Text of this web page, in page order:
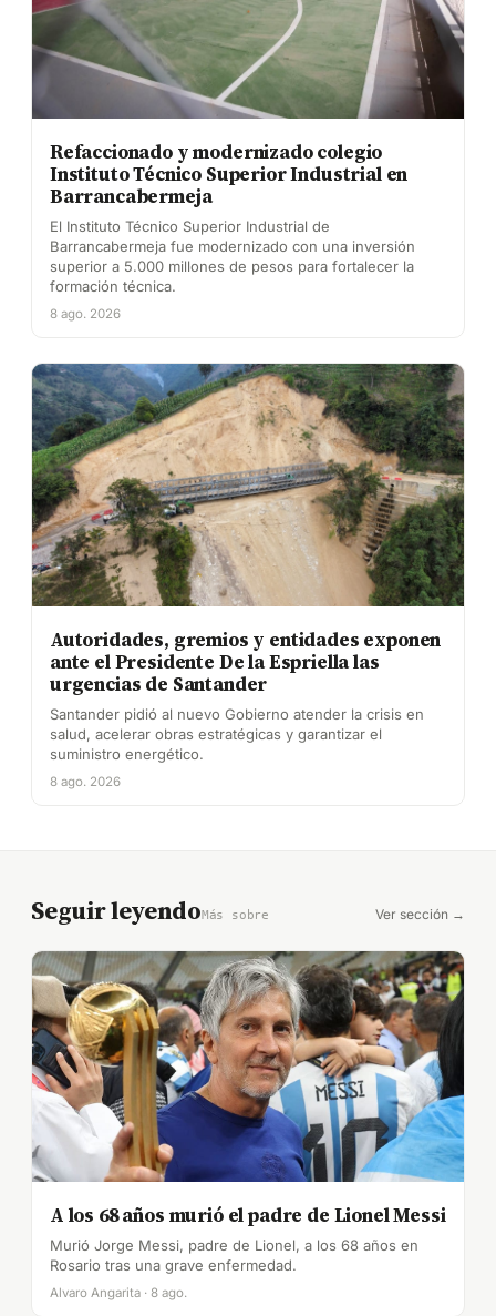
Refaccionado y modernizado colegio
Instituto Técnico Superior Industrial en
Barrancabermeja
El Instituto Técnico Superior Industrial de
Barrancabermeja fue modernizado con una inversión
superior a 5.000 millones de pesos para fortalecer la
formación técnica.
8 ago. 2026
Autoridades, gremios y entidades exponen
ante el Presidente De la Espriella las
urgencias de Santander
Santander pidió al nuevo Gobierno atender la crisis en
salud, acelerar obras estratégicas y garantizar el
suministro energético.
8 ago. 2026
Seguir leyendoMás sobre Ver sección →
A los 68 años murió el padre de Lionel Messi
Murió Jorge Messi, padre de Lionel, a los 68 años en
Rosario tras una grave enfermedad.
Alvaro Angarita · 8 ago.